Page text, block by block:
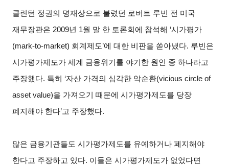
클린턴 정권의 명재상으로 불렸던 로버트 루빈 전 미국
재무장관은 2009년 1월 말 한 토론회에 참석해 ‘시가평가
(mark-to-market) 회계제도’에 대한 비판을 쏟아냈다. 루빈은
시가평가제도가 세계 금융위기를 야기한 원인 중 하나라고
주장했다. 특히 ‘자산 가격의 심각한 악순환(vicious circle of
asset value)을 가져오기 때문에 시가평가제도를 당장
폐지해야 한다’고 주장했다.
많은 금융기관들도 시가평가제도를 유예하거나 폐지해야
한다고 주장하고 있다. 이들은 시가평가제도가 없었다면